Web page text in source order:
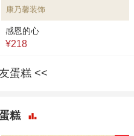
康乃馨装饰
感恩的心
¥218
蛋糕
糕